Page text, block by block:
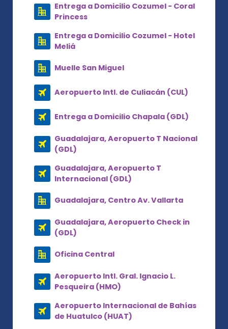
Entrega a Domicilio Cozumel - Coral
Princess
Entrega a Domicilio Cozumel - Hotel
Meliá
Muelle San Miguel
Aeropuerto Intl. de Culiacán (CUL)
Entrega a Domicilio Chapala (GDL)
Guadalajara, Aeropuerto T Nacional
(GDL)
Guadalajara, Aeropuerto T
Internacional (GDL)
Guadalajara, Centro Av. Vallarta
Guadalajara, Aeropuerto Check in
(GDL)
Oficina Central
Aeropuerto Intl. Gral. Ignacio L.
Pesqueira (HMO)
Aeropuerto Internacional de Bahías
de Huatulco (HUAT)